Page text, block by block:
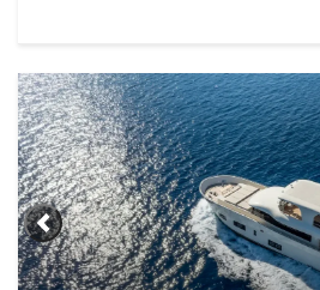
Önceki